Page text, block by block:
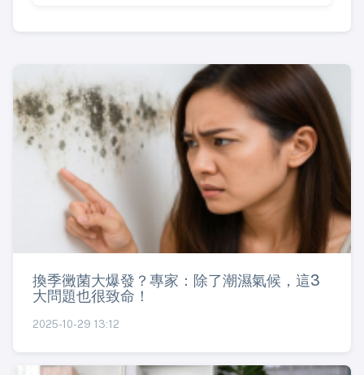
換季黴菌大爆發？專家：除了潮濕氣候，這3
大問題也很致命！
2025-10-29 13:12